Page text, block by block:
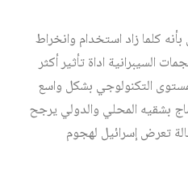
كلما زاد استخدام وانخراط
السيبرانية اداة تأثير أكثر
التكنولوجي بشكل واسع
بشقيه المحلي والدولي يرجح
تعرض إسرائيل لهجوم